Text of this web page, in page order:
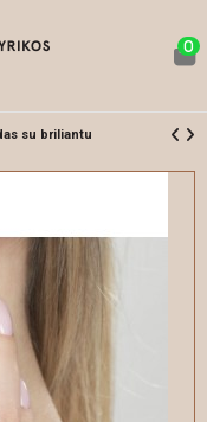
0
su briliantu